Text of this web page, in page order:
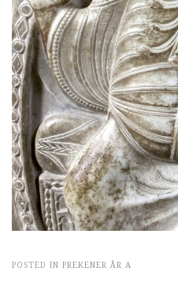
POSTED IN PREKENER ÅR A